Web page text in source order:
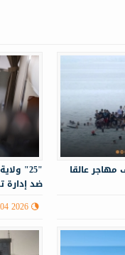
"25"
ضد إدارة
2026
يزال نحو 5 آلاف مهاجر عالقا